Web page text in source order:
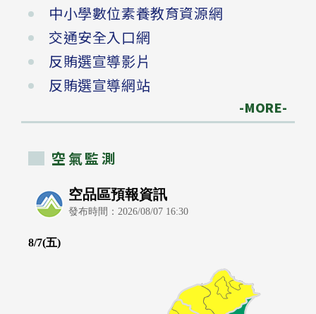
中小學數位素養教育資源網
交通安全入口網
反賄選宣導影片
反賄選宣導網站
-MORE-
空氣監測